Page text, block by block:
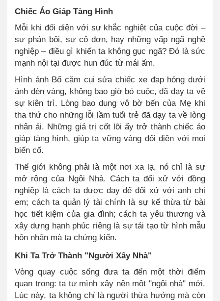
Chiếc Áo Giáp Tàng Hình
Mỗi khi đối diện với sự khắc nghiệt của cuộc đời –
sự phản bội, sự cô đơn, hay những vấp ngã nghề
nghiệp – điều gì khiến ta không gục ngã? Đó là sức
mạnh nội tại được hun đúc từ mái ấm.
Hình ảnh Bố cặm cụi sửa chiếc xe đạp hỏng dưới
ánh đèn vàng, không bao giờ bỏ cuộc, đã dạy ta về
sự kiên trì. Lòng bao dung vô bờ bến của Mẹ khi
tha thứ cho những lỗi lầm tuổi trẻ đã dạy ta về lòng
nhân ái. Những giá trị cốt lõi ấy trở thành chiếc áo
giáp tàng hình, giúp ta vững vàng đối diện với mọi
biến cố.
Thế giới không phải là một nơi xa lạ, nó chỉ là sự
mở rộng của Ngôi Nhà. Cách ta đối xử với đồng
nghiệp là cách ta được dạy để đối xử với anh chị
em; cách ta quản lý tài chính là sự kế thừa từ bài
học tiết kiệm của gia đình; cách ta yêu thương và
xây dựng hạnh phúc riêng là sự tái tạo từ hình mẫu
hôn nhân mà ta chứng kiến.
Khi Ta Trở Thành "Người Xây Nhà"
Vòng quay cuộc sống đưa ta đến một thời điểm
quan trọng: ta tự mình xây nên một "ngôi nhà" mới.
Lúc này, ta không chỉ là người thừa hưởng mà còn